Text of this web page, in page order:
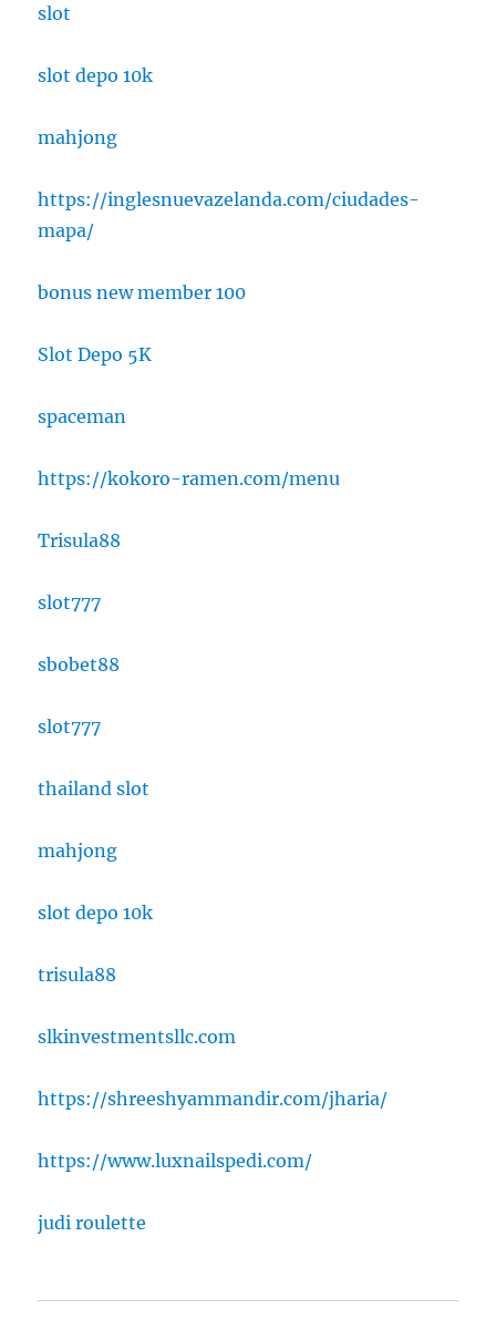
slot
slot depo 10k
mahjong
https://inglesnuevazelanda.com/ciudades-
mapa/
bonus new member 100
Slot Depo 5K
spaceman
https://kokoro-ramen.com/menu
Trisula88
slot777
sbobet88
slot777
thailand slot
mahjong
slot depo 10k
trisula88
slkinvestmentsllc.com
https://shreeshyammandir.com/jharia/
https://www.luxnailspedi.com/
judi roulette